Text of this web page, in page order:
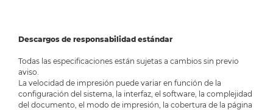
Descargos de responsabilidad estándar
Todas las especificaciones están sujetas a cambios sin previo
aviso.
La velocidad de impresión puede variar en función de la
configuración del sistema, la interfaz, el software, la complejidad
del documento, el modo de impresión, la cobertura de la página